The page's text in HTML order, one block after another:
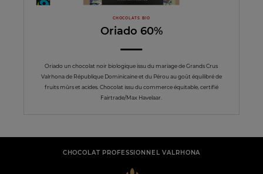
CHOCOLATS BIO
Oriado 60%
Oriado un chocolat noir biologique issu du mariage de Grands Crus
Valrhona de République Dominicaine et du Pérou au goût équilibré de
fruits mûrs et acides. Chocolat issu du commerce équitable, certifié
Fairtrade/Max Havelaar.
CHOCOLAT PROFESSIONNEL VALRHONA